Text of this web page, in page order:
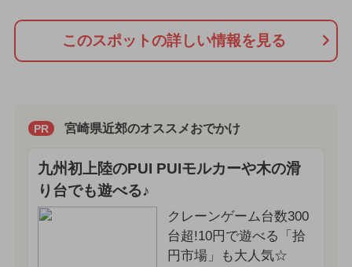
このスポットの詳しい情報を見る
PR 宮崎県近郊のオススメおでかけ
九州初上陸のPUI PUIモルカーや木の滑
り台でも遊べる♪
クレーンゲーム台数300
台超!10円で遊べる「拾
円市場」も大人気☆